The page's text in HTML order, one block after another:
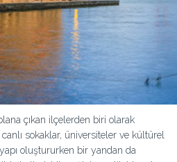
çıkan ilçelerden biri olarak
sokaklar, üniversiteler ve kültürel
oluştururken bir yandan da